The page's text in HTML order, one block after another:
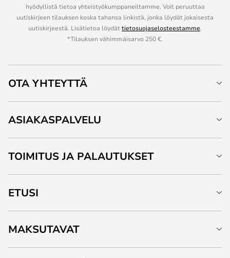
hyödyllistä tietoa yhteistyökumppaneiltamme. Voit peruuttaa
uutiskirjeen tilauksen koska tahansa linkistä, jonka löydät jokaisesta
uutiskirjeestä. Lisätietoa löydättietosuojaselosteestamme.
*Tilauksen vähimmäisarvo 250 €.
OTA YHTEYTTÄ
ASIAKASPALVELU
TOIMITUS JA PALAUTUKSET
ETUSI
MAKSUTAVAT